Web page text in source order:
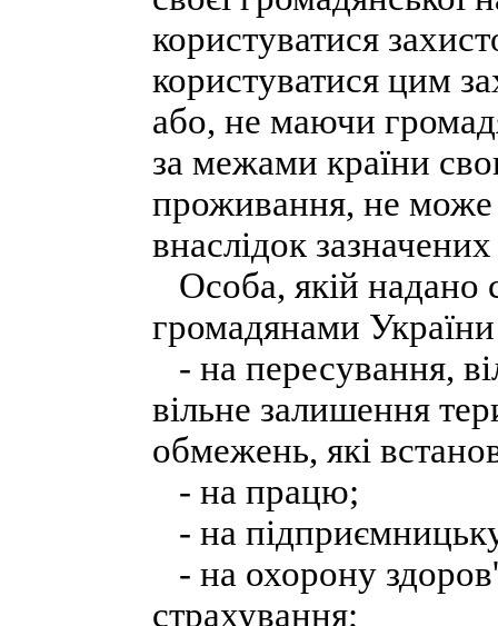
користуватися
користуватися цим
або, не маючи
за межами країни
проживання, не може
внаслідок
Особа, якій надано
громадянами
- на пересування,
вільне залишення
обмежень, які
- на працю;
- на
- на охорону
страхування;